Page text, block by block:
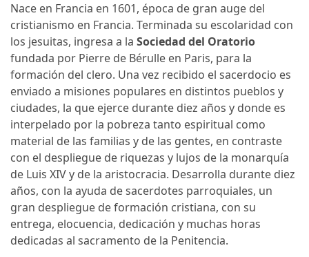
Nace en Francia en 1601, época de gran auge del
cristianismo en Francia. Terminada su escolaridad con
los jesuitas, ingresa a la Sociedad del Oratorio
fundada por Pierre de Bérulle en Paris, para la
formación del clero. Una vez recibido el sacerdocio es
enviado a misiones populares en distintos pueblos y
ciudades, la que ejerce durante diez años y donde es
interpelado por la pobreza tanto espiritual como
material de las familias y de las gentes, en contraste
con el despliegue de riquezas y lujos de la monarquía
de Luis XIV y de la aristocracia. Desarrolla durante diez
años, con la ayuda de sacerdotes parroquiales, un
gran despliegue de formación cristiana, con su
entrega, elocuencia, dedicación y muchas horas
dedicadas al sacramento de la Penitencia.